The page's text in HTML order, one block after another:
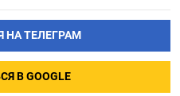
НА ТЕЛЕГРАМ
В GOOGLE